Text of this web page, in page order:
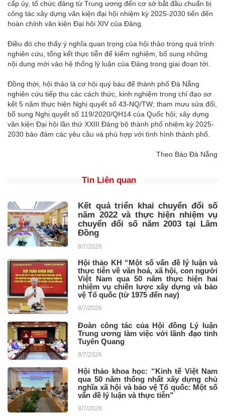
cấp ủy, tổ chức đảng từ Trung ương đến cơ sở bắt đầu chuẩn bị
công tác xây dựng văn kiện đại hội nhiệm kỳ 2025-2030 tiến đến
hoàn chỉnh văn kiện Đại hội XIV của Đảng.
Điều đó cho thấy ý nghĩa quan trọng của hội thảo trong quá trình
nghiên cứu, tổng kết thực tiễn để kiểm nghiệm, bổ sung những
nội dung mới vào hệ thống lý luận của Đảng trong giai đoạn tới.
Đồng thời, hội thảo là cơ hội quý báu để thành phố Đà Nẵng
nghiên cứu tiếp thu các cách thức, kinh nghiệm trong chỉ đạo sơ
kết 5 năm thực hiện Nghị quyết số 43-NQ/TW; tham mưu sửa đổi,
bổ sung Nghị quyết số 119/2020/QH14 của Quốc hội; xây dựng
văn kiện Đại hội lần thứ XXIII Đảng bộ thành phố nhiệm kỳ 2025-
2030 bảo đảm các yêu cầu và phù hợp với tình hình thành phố.
Theo Báo Đà Nẵng
Tin Liên quan
Kết quả triển khai chuyển đổi số
năm 2022 và thực hiện nhiệm vụ
chuyển đổi số năm 2003 tại Lâm
Đồng
8/7/2026
Hội thảo KH “Một số vấn đề lý luận và
thực tiễn về văn hoá, xã hội, con người
Việt Nam qua 50 năm thực hiện hai
nhiệm vụ chiến lược xây dựng và bảo
vệ Tổ quốc (từ 1975 đến nay)
8/7/2026
Đoàn công tác của Hội đồng Lý luận
Trung ương làm việc với lãnh đạo tỉnh
Tuyên Quang
8/7/2026
Hội thảo khoa học: “Kinh tế Việt Nam
qua 50 năm thống nhất xây dựng chủ
nghĩa xã hội và bảo vệ Tổ quốc: Một số
vấn đề lý luận và thực tiễn”
8/7/2026